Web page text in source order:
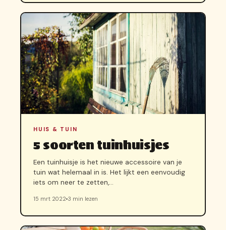
HUIS & TUIN
5 soorten tuinhuisjes
Een tuinhuisje is het nieuwe accessoire van je
tuin wat helemaal in is. Het lijkt een eenvoudig
iets om neer te zetten,…
15 mrt 2022 3 min lezen